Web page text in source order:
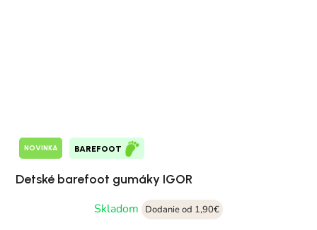
NOVINKA BAREFOOT
Detské barefoot gumáky IGOR
Skladom
Dodanie od 1,90€